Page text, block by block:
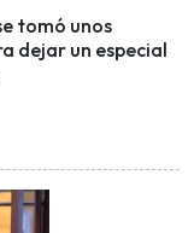
tomó unos
dejar un especial